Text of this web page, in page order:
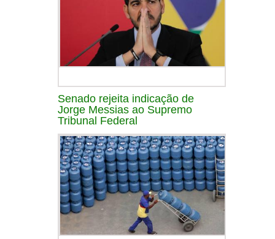
Senado rejeita indicação de
Jorge Messias ao Supremo
Tribunal Federal